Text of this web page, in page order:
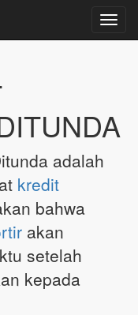
adalah
kredit
bahwa
akan
setelah
kepada